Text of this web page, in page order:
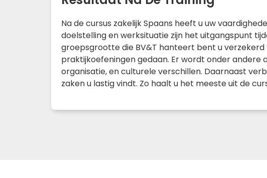
Na de cursus zakelijk Spaans heeft u uw
doelstelling en werksituatie zijn het uitgangspunt
groepsgrootte die BV&T hanteert bent u verzekerd
praktijkoefeningen gedaan. Er wordt onder
organisatie, en culturele verschillen. Daarnaast
zaken u lastig vindt. Zo haalt u het meeste uit de